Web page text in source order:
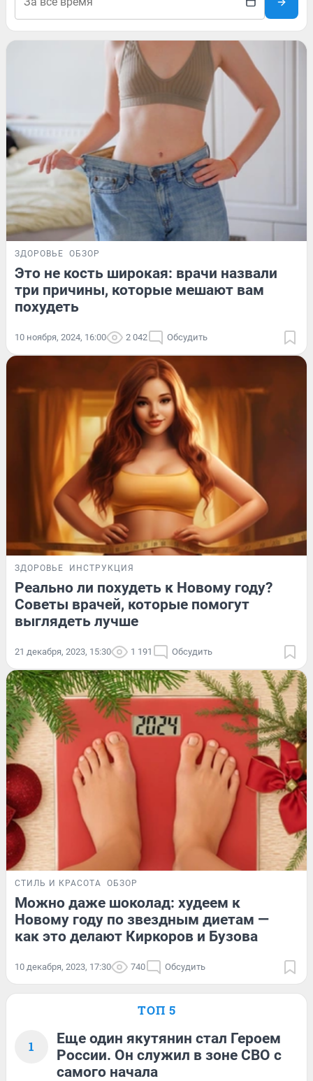
ЗДОРОВЬЕ ОБЗОР
Это не кость широкая: врачи назвали
три причины, которые мешают вам
похудеть
10 ноября, 2024, 16:00 2 042 Обсудить
ЗДОРОВЬЕ ИНСТРУКЦИЯ
Реально ли похудеть к Новому году?
Советы врачей, которые помогут
выглядеть лучше
21 декабря, 2023, 15:30 1 191 Обсудить
СТИЛЬ И КРАСОТА ОБЗОР
Можно даже шоколад: худеем к
Новому году по звездным диетам —
как это делают Киркоров и Бузова
10 декабря, 2023, 17:30 740 Обсудить
ТОП 5
1
Еще один якутянин стал Героем
России. Он служил в зоне СВО с
самого начала